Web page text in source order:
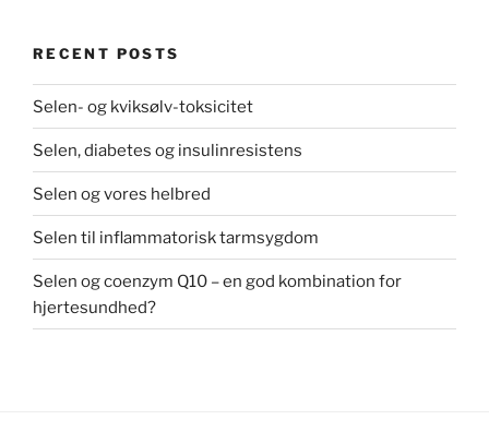
RECENT POSTS
Selen- og kviksølv-toksicitet
Selen, diabetes og insulinresistens
Selen og vores helbred
Selen til inflammatorisk tarmsygdom
Selen og coenzym Q10 – en god kombination for
hjertesundhed?